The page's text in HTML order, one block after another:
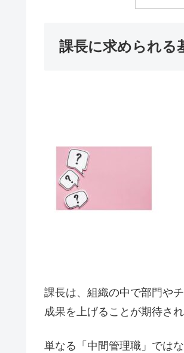
課長に求められる
課長は、組織の中で部門や
成果を上げることが期待さ
単なる「中間管理職」ではな